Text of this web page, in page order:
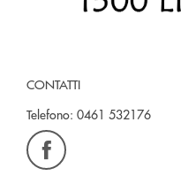
CONTATTI
Telefono: 0461 532176